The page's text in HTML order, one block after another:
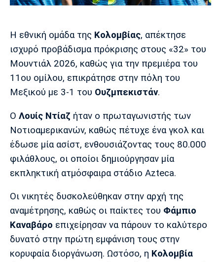
Cine Spot
Running
Media
Παρασκήνιο
Ιωνικός Κηφισιά Πανσερραϊκός
Μαδρίτης
Μαδρίτης
Μάντσεστερ
Γιουνάιτεντ
Λίβερπουλ
Μάντσεστερ
Γιουβέντους
Η εθνική ομάδα της Κολομβίας, απέκτησε
ισχυρό προβάδισμα πρόκρισης στους «32» του
Μουντιάλ 2026, καθώς για την πρεμιέρα του
11ου ομίλου, επικράτησε στην πόλη του
Μεξικού με 3-1 του Ουζμπεκιστάν.
Ο Λουίς Ντίαζ ήταν ο πρωταγωνιστής των
Νοτιοαμερικανών, καθώς πέτυχε ένα γκολ και
έδωσε μία ασίστ, ενθουσιάζοντας τους 80.000
φιλάθλους, οι οποίοι δημιούργησαν μία
εκπληκτική ατμόσφαιρα στάδιο Azteca.
Οι νικητές δυσκολεύθηκαν στην αρχή της
αναμέτρησης, καθώς οι παίκτες του Φάμπιο
Καναβάρο επιχείρησαν να πάρουν το καλύτερο
δυνατό στην πρώτη εμφάνιση τους στην
κορυφαία διοργάνωση. Ωστόσο, η Κολομβία